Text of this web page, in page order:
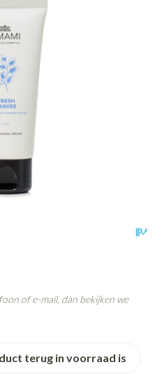
terug in voorraad is
of e-mail, dan bekijken we